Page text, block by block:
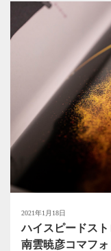
2021年1月18日
ハイスピードス
南雲暁彦コマフ